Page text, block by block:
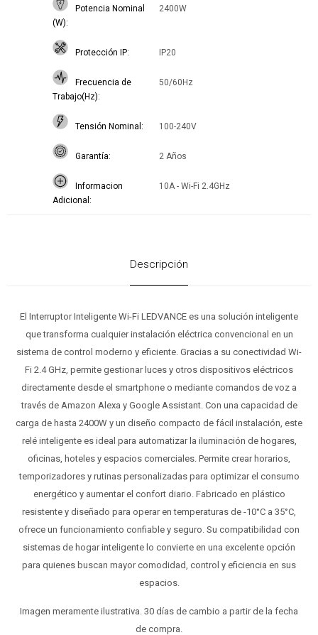
Potencia Nominal
(W)
2400W
Protección IP IP20
Frecuencia de
Trabajo(Hz)
50/60Hz
Tensión Nominal 100-240V
Garantía 2 Años
Informacion
Adicional
10A - Wi-Fi 2.4GHz
Descripción
El Interruptor Inteligente Wi-Fi LEDVANCE es una solución inteligente
que transforma cualquier instalación eléctrica convencional en un
sistema de control moderno y eficiente. Gracias a su conectividad Wi-
Fi 2.4 GHz, permite gestionar luces y otros dispositivos eléctricos
directamente desde el smartphone o mediante comandos de voz a
través de Amazon Alexa y Google Assistant. Con una capacidad de
carga de hasta 2400W y un diseño compacto de fácil instalación, este
relé inteligente es ideal para automatizar la iluminación de hogares,
oficinas, hoteles y espacios comerciales. Permite crear horarios,
temporizadores y rutinas personalizadas para optimizar el consumo
energético y aumentar el confort diario. Fabricado en plástico
resistente y diseñado para operar en temperaturas de -10°C a 35°C,
ofrece un funcionamiento confiable y seguro. Su compatibilidad con
sistemas de hogar inteligente lo convierte en una excelente opción
para quienes buscan mayor comodidad, control y eficiencia en sus
espacios.
Imagen meramente ilustrativa. 30 días de cambio a partir de la fecha
de compra.